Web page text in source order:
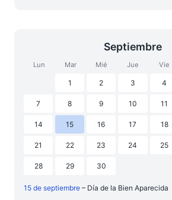
Septiembre
Lun Mar Mié Jue Vie
1 2 3 4
7 8 9 10 11
14 15 16 17 18
21 22 23 24 25
28 29 30
15 de septiembre – Día de la Bien Aparecida